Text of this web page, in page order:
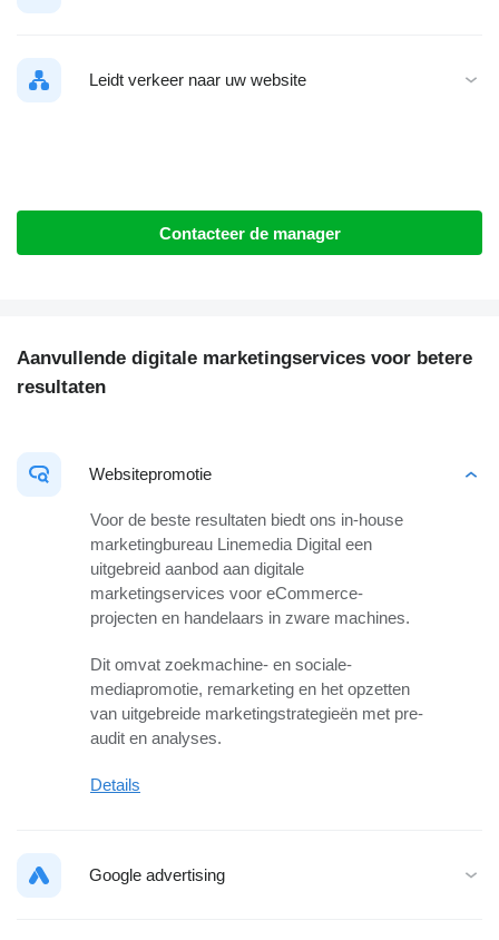
Leidt verkeer naar uw website
Contacteer de manager
Aanvullende digitale marketingservices voor betere
resultaten
Websitepromotie
Voor de beste resultaten biedt ons in-house
marketingbureau Linemedia Digital een
uitgebreid aanbod aan digitale
marketingservices voor eCommerce-
projecten en handelaars in zware machines.
Dit omvat zoekmachine- en sociale-
mediapromotie, remarketing en het opzetten
van uitgebreide marketingstrategieën met pre-
audit en analyses.
Details
Google advertising